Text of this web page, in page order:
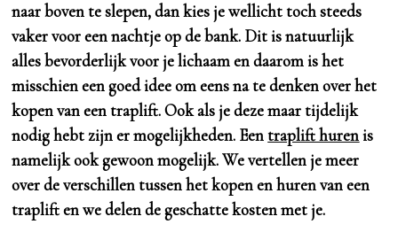
naar boven te slepen, dan kies je wellicht toch steeds
vaker voor een nachtje op de bank. Dit is natuurlijk
alles bevorderlijk voor je lichaam en daarom is het
misschien een goed idee om eens na te denken over het
kopen van een traplift. Ook als je deze maar tijdelijk
nodig hebt zijn er mogelijkheden. Eentraplift hurenis
namelijk ook gewoon mogelijk. We vertellen je meer
over de verschillen tussen het kopen en huren van een
traplift en we delen de geschatte kosten met je.